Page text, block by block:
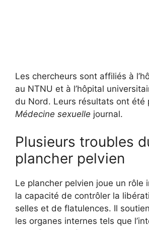
Les chercheurs sont affiliés à
au NTNU et à l’hôpital
du Nord. Leurs résultats ont été
Médecine sexuelle journal.
Plusieurs troubles
plancher pelvien
Le plancher pelvien joue un rôle
la capacité de contrôler la
selles et de flatulences. Il
les organes internes tels que